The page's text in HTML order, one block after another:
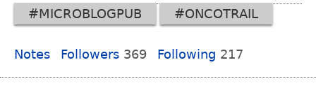
#MICROBLOGPUB #ONCOTRAIL
Notes Followers 369 Following 217